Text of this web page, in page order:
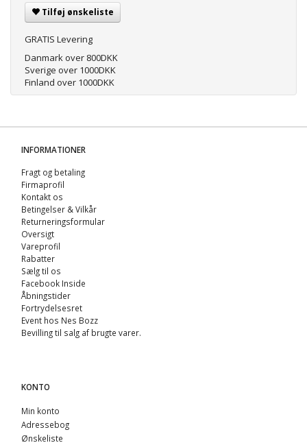
Tilføj ønskeliste
GRATIS Levering
Danmark over 800DKK
Sverige over 1000DKK
Finland over 1000DKK
INFORMATIONER
Fragt og betaling
Firmaprofil
Kontakt os
Betingelser & Vilkår
Returneringsformular
Oversigt
Vareprofil
Rabatter
Sælg til os
Facebook Inside
Åbningstider
Fortrydelsesret
Event hos Nes Bozz
Bevilling til salg af brugte varer.
KONTO
Min konto
Adressebog
Ønskeliste